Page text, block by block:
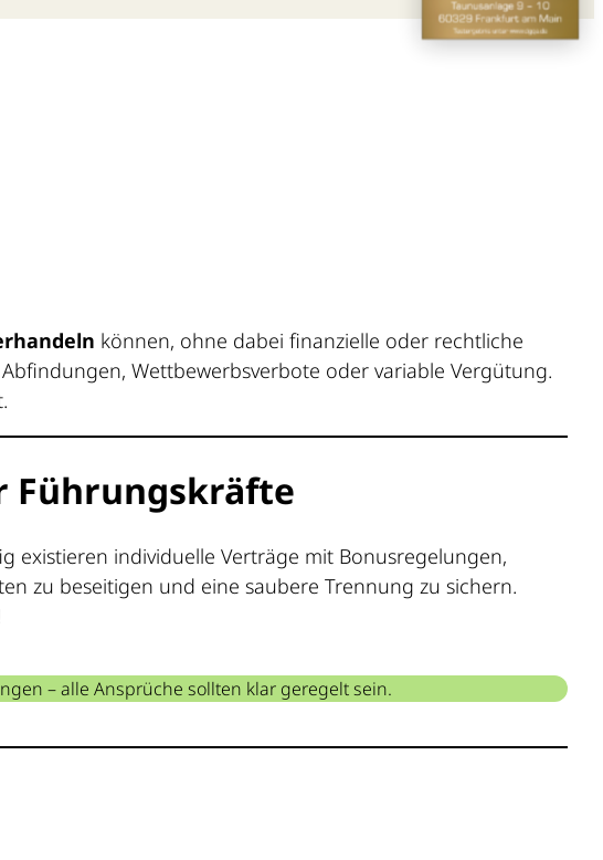
können, ohne dabei finanzielle oder rechtliche
Wettbewerbsverbote oder variable Vergütung.
Führungskräfte
existieren individuelle Verträge mit Bonusregelungen,
zu beseitigen und eine saubere Trennung zu sichern.
– alle Ansprüche sollten klar geregelt sein.